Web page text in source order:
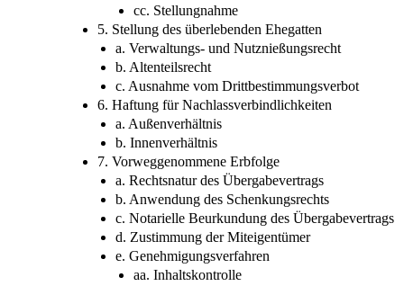
cc. Stellungnahme
5. Stellung des überlebenden Ehegatten
a. Verwaltungs- und Nutznießungsrecht
b. Altenteilsrecht
c. Ausnahme vom Drittbestimmungsverbot
6. Haftung für Nachlassverbindlichkeiten
a. Außenverhältnis
b. Innenverhältnis
7. Vorweggenommene Erbfolge
a. Rechtsnatur des Übergabevertrags
b. Anwendung des Schenkungsrechts
c. Notarielle Beurkundung des Übergabevertrags
d. Zustimmung der Miteigentümer
e. Genehmigungsverfahren
aa. Inhaltskontrolle